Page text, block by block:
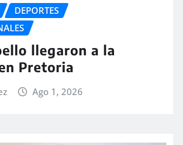
DEPORTES
llegaron a la
Pretoria
Ago 1, 2026